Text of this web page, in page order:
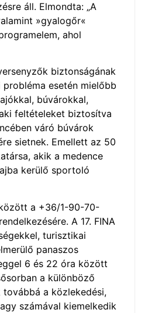
áll. Elmondta: „A
»gyalogőr«
ahol
biztonságának
esetén mielőbb
búvárokkal,
feltételeket biztosítva
váró búvárok
sietnek. Emellett az 50
akik a medence
kerülő sportoló
a +36/1-90-70-
A 17. FINA
turisztikai
panaszos
6 és 22 óra között
a különböző
továbbá a közlekedési,
számával kiemelkedik